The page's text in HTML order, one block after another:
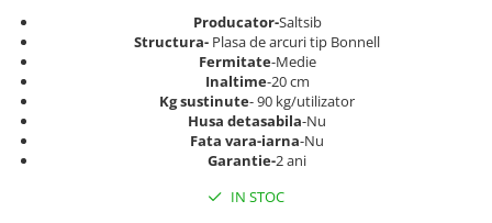
Saltele 160x200
Saltele 180x200
Top saltele
Top saltele 5 cm
Top saltele 10 cm
Dulap birou
Birouri
Scaune pentru birou
Scaune pentru vizitatori
Scaune manager
Producator-Saltsib
Structura- Plasa de arcuri tip Bonnell
Fermitate-Medie
Inaltime-20 cm
Kg sustinute- 90 kg/utilizator
Husa detasabila-Nu
Fata vara-iarna-Nu
Garantie-2 ani
IN STOC